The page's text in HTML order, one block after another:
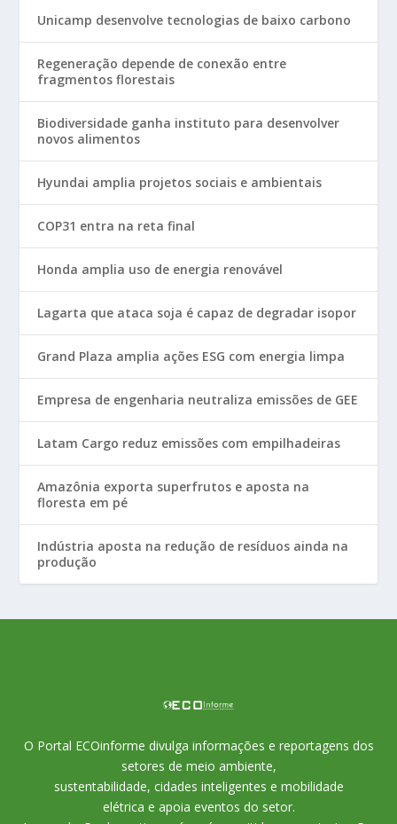
Unicamp desenvolve tecnologias de baixo carbono
Regeneração depende de conexão entre
fragmentos florestais
Biodiversidade ganha instituto para desenvolver
novos alimentos
Hyundai amplia projetos sociais e ambientais
COP31 entra na reta final
Honda amplia uso de energia renovável
Lagarta que ataca soja é capaz de degradar isopor
Grand Plaza amplia ações ESG com energia limpa
Empresa de engenharia neutraliza emissões de GEE
Latam Cargo reduz emissões com empilhadeiras
Amazônia exporta superfrutos e aposta na
floresta em pé
Indústria aposta na redução de resíduos ainda na
produção
O Portal ECOinforme divulga informações e reportagens dos
setores de meio ambiente,
sustentabilidade, cidades inteligentes e mobilidade
elétrica e apoia eventos do setor.